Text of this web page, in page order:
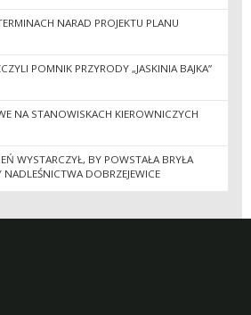
NARAD PROJEKTU PLANU
POMNIK PRZYRODY „JASKINIA BAJKA”
NA STANOWISKACH KIEROWNICZYCH
WYSTARCZYŁ, BY POWSTAŁA BRYŁA
NADLEŚNICTWA DOBRZEJEWICE